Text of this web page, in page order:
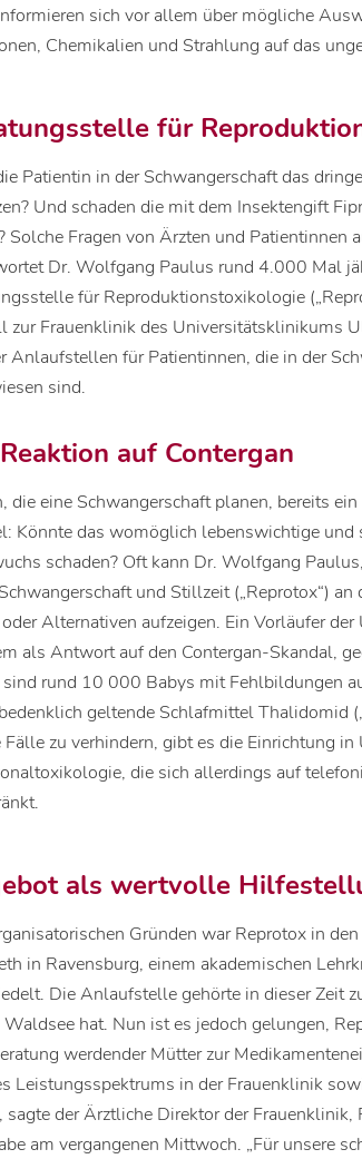
sich vor allem über mögliche
Chemikalien und Strahlung auf das
für
Patientin in der Schwangerschaft das
Und schaden die mit dem Insektengift
Solche Fragen von Ärzten und Patientinnen
Dr. Wolfgang Paulus rund 4.000 Mal
für Reproduktionstoxikologie
zur Frauenklinik des Universitätsklinikums
Anlaufstellen für Patientinnen, die in der
sind.
auf Contergan
die eine Schwangerschaft planen, bereits
Könnte das womöglich lebenswichtige und
schaden? Oft kann Dr. Wolfgang
und Stillzeit („Reprotox“)
Alternativen aufzeigen. Ein Vorläufer
als Antwort auf den Contergan-Skandal,
sind rund 10 000 Babys mit Fehlbildungen
geltende Schlafmittel Thalidomid
Fälle zu verhindern, gibt es die Einrichtung
die sich allerdings auf
als wertvolle
Gründen war Reprotox in
in Ravensburg, einem akademischen
Die Anlaufstelle gehörte in dieser Zeit
Waldsee hat. Nun ist es jedoch gelungen,
werdender Mütter zur
Leistungsspektrums in der Frauenklinik
sagte der Ärztliche Direktor der
am vergangenen Mittwoch. „Für unsere